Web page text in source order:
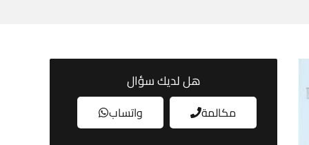
هل لديك سؤال
مكالمة واتساب